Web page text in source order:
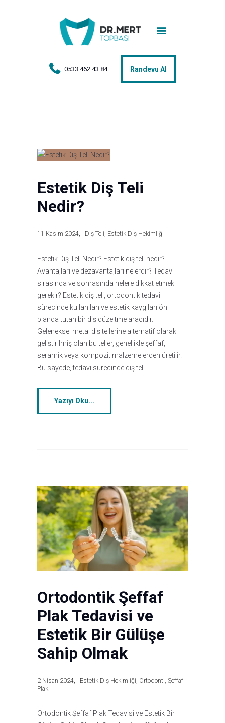
0533 462 43 84 Randevu Al
Anasayfa
Tedaviler
Hakkımda
İletişim
Estetik Diş Teli
Nedir?
11 Kasım 2024 Diş Teli, Estetik Diş Hekimliği
Estetik Diş Teli Nedir? Estetik diş teli nedir?
Avantajları ve dezavantajları nelerdir? Tedavi
sırasında ve sonrasında nelere dikkat etmek
gerekir? Estetik diş teli, ortodontik tedavi
sürecinde kullanılan ve estetik kaygıları ön
planda tutan bir diş düzeltme aracıdır.
Geleneksel metal diş tellerine alternatif olarak
geliştirilmiş olan bu teller, genellikle şeffaf,
seramik veya kompozit malzemelerden üretilir.
Bu sayede, tedavi sürecinde diş teli…
Yazıyı Oku...
Ortodontik Şeffaf
Plak Tedavisi ve
Estetik Bir Gülüşe
Sahip Olmak
2 Nisan 2024 Estetik Diş Hekimliği Ortodonti ,Şeffaf
Plak
Ortodontik Şeffaf Plak Tedavisi ve Estetik Bir